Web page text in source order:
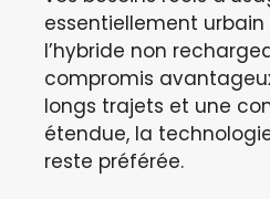
essentiellement urbain
l’hybride non
compromis
longs trajets et une
étendue, la
reste préférée.